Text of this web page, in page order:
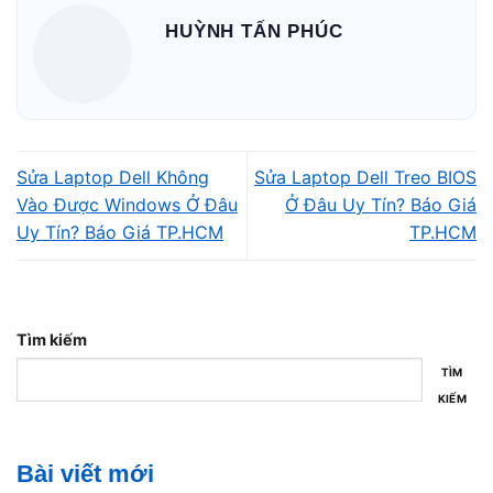
phát từ các nguyên nhân sau:
Ổ cứng bị lỏng hoặc hỏng hoàn toàn
Lỗi boot Windows
HUỲNH TẤN PHÚC
Sửa Laptop Dell Không
Vào Được Windows Ở Đâu
Uy Tín? Báo Giá TP.HCM
Sửa Laptop Dell Treo BIOS
Ở Đâu Uy Tín? Báo Giá
TP.HCM
Tìm kiếm
TÌM
KIẾM
Bài viết mới